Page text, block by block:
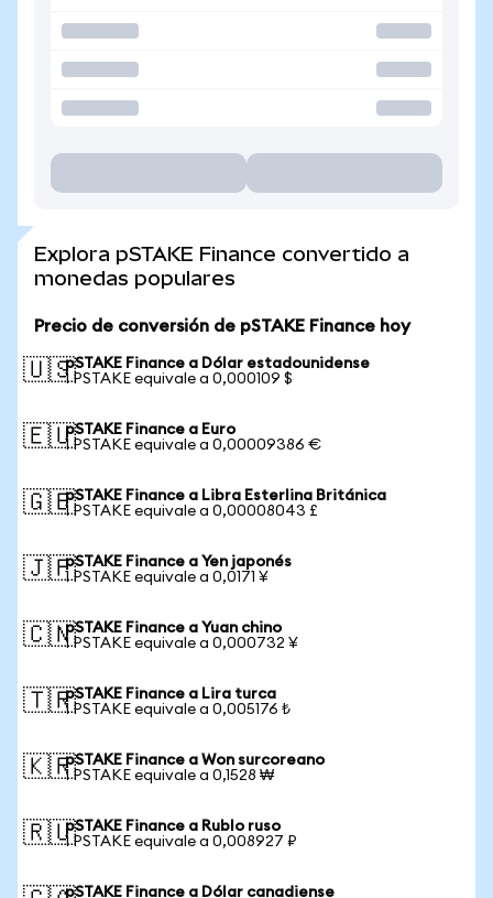
Explora pSTAKE Finance convertido a
monedas populares
Precio de conversión de pSTAKE Finance hoy
🇺🇸pSTAKE Finance a Dólar estadounidense
1 PSTAKE equivale a 0,000109 $
🇪🇺pSTAKE Finance a Euro
1 PSTAKE equivale a 0,00009386 €
🇬🇧pSTAKE Finance a Libra Esterlina Británica
1 PSTAKE equivale a 0,00008043 £
🇯🇵pSTAKE Finance a Yen japonés
1 PSTAKE equivale a 0,0171 ¥
🇨🇳pSTAKE Finance a Yuan chino
1 PSTAKE equivale a 0,000732 ¥
🇹🇷pSTAKE Finance a Lira turca
1 PSTAKE equivale a 0,005176 ₺
🇰🇷pSTAKE Finance a Won surcoreano
1 PSTAKE equivale a 0,1528 ₩
🇷🇺pSTAKE Finance a Rublo ruso
1 PSTAKE equivale a 0,008927 ₽
pSTAKE Finance a Dólar canadiense